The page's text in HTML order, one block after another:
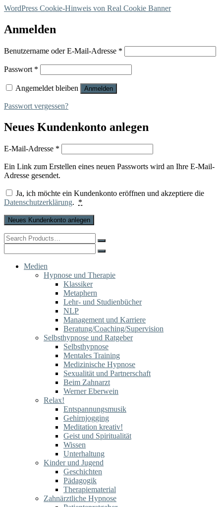
WordPress Cookie-Hinweis von Real Cookie Banner
Anmelden
Benutzername oder E-Mail-Adresse *
Passwort *
Angemeldet bleiben Anmelden
Passwort vergessen?
Neues Kundenkonto anlegen
E-Mail-Adresse *
Ein Link zum Erstellen eines neuen Passworts wird an Ihre E-Mail-
Adresse gesendet.
Ja, ich möchte ein Kundenkonto eröffnen und akzeptiere die
Datenschutzerklärung. *
Neues Kundenkonto anlegen
Search
for:
for:
Medien
Hypnose und Therapie
Klassiker
Metaphern
Lehr- und Studienbücher
NLP
Management und Karriere
Beratung/Coaching/Supervision
Selbsthypnose und Ratgeber
Selbsthypnose
Mentales Training
Medizinische Hypnose
Sexualität und Partnerschaft
Beim Zahnarzt
Werner Eberwein
Relax!
Entspannungsmusik
Gehirnjogging
Meditation kreativ!
Geist und Spiritualität
Wissen
Unterhaltung
Kinder und Jugend
Geschichten
Pädagogik
Therapiematerial
Zahnärztliche Hypnose